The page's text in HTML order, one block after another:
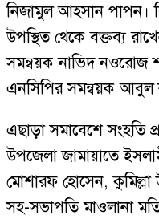
নিজামুল আহসান পাপন।
উপস্থিত থেকে বক্তব্য
সমন্বয়ক নাভিদ নওরোজ
এনসিপির সমন্বয়ক আবুল
এছাড়া সমাবেশে সংহতি
উপজেলা জামায়াতে
মোশারফ হোসেন,
সহ-সভাপতি মাওলানা